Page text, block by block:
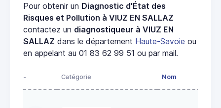
Pour obtenir un Diagnostic d'État des
Risques et Pollution à VIUZ EN SALLAZ
contactez un diagnostiqueur à VIUZ EN
SALLAZ dans le département Haute-Savoie ou
en appelant au 01 83 62 99 51 ou par mail.
- Catégorie Nom